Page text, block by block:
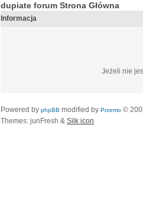
dupiate forum Strona Główna
Informacja
Jeżeli nie
Powered by phpBB modified by Przemo ©
Themes: junFresh & Silk icon